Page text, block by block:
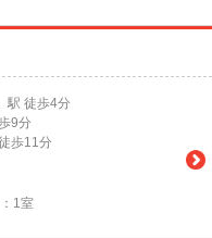
」駅 徒歩4分
9分
歩11分
1室